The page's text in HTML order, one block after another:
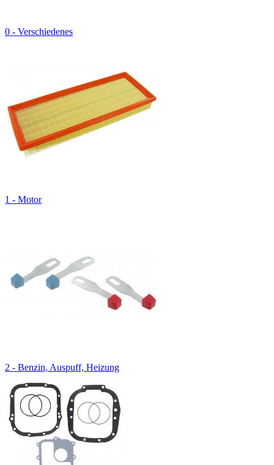
0 - Verschiedenes
1 - Motor
2 - Benzin, Auspuff, Heizung